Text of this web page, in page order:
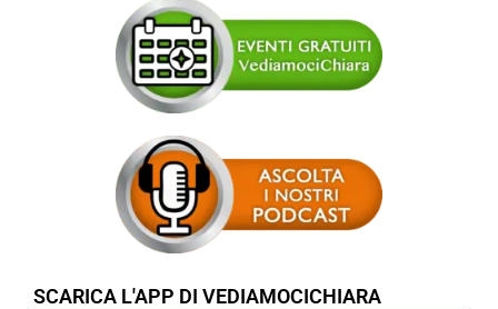
SCARICA L'APP DI VEDIAMOCICHIARA